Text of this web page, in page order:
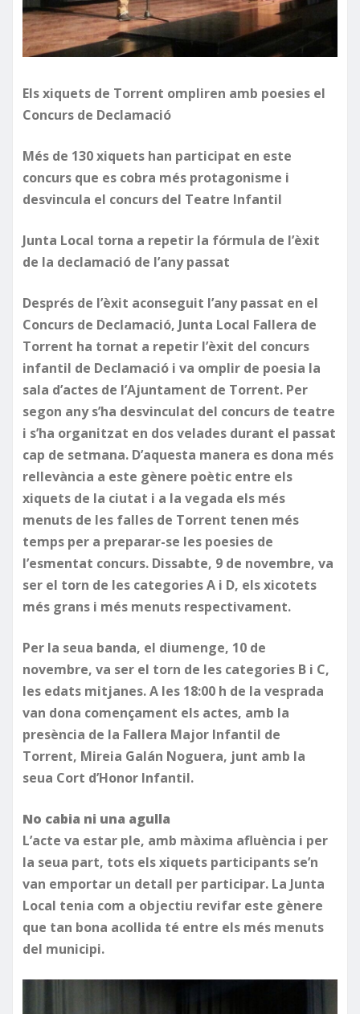
Els xiquets de Torrent ompliren amb poesies el
Concurs de Declamació
Més de 130 xiquets han participat en este
concurs que es cobra més protagonisme i
desvincula el concurs del Teatre Infantil
Junta Local torna a repetir la fórmula de l’èxit
de la declamació de l’any passat
Després de l’èxit aconseguit l’any passat en el
Concurs de Declamació, Junta Local Fallera de
Torrent ha tornat a repetir l’èxit del concurs
infantil de Declamació i va omplir de poesia la
sala d’actes de l’Ajuntament de Torrent. Per
segon any s’ha desvinculat del concurs de teatre
i s’ha organitzat en dos velades durant el passat
cap de setmana. D’aquesta manera es dona més
rellevància a este gènere poètic entre els
xiquets de la ciutat i a la vegada els més
menuts de les falles de Torrent tenen més
temps per a preparar-se les poesies de
l’esmentat concurs. Dissabte, 9 de novembre, va
ser el torn de les categories A i D, els xicotets
més grans i més menuts respectivament.
Per la seua banda, el diumenge, 10 de
novembre, va ser el torn de les categories B i C,
les edats mitjanes. A les 18:00 h de la vesprada
van dona començament els actes, amb la
presència de la Fallera Major Infantil de
Torrent, Mireia Galán Noguera, junt amb la
seua Cort d’Honor Infantil.
No cabia ni una agulla
L’acte va estar ple, amb màxima afluència i per
la seua part, tots els xiquets participants se’n
van emportar un detall per participar. La Junta
Local tenia com a objectiu revifar este gènere
que tan bona acollida té entre els més menuts
del municipi.